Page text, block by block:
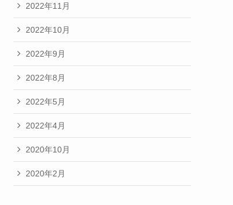
2022年11月
2022年10月
2022年9月
2022年8月
2022年5月
2022年4月
2020年10月
2020年2月